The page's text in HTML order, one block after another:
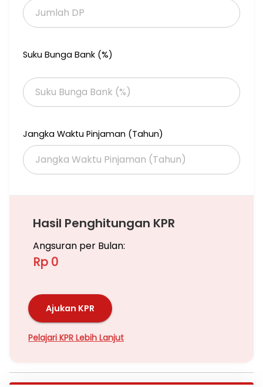
Suku Bunga Bank (%)
Jangka Waktu Pinjaman (Tahun)
Hasil Penghitungan KPR
Angsuran per Bulan:
Rp 0
Ajukan KPR
Pelajari KPR Lebih Lanjut